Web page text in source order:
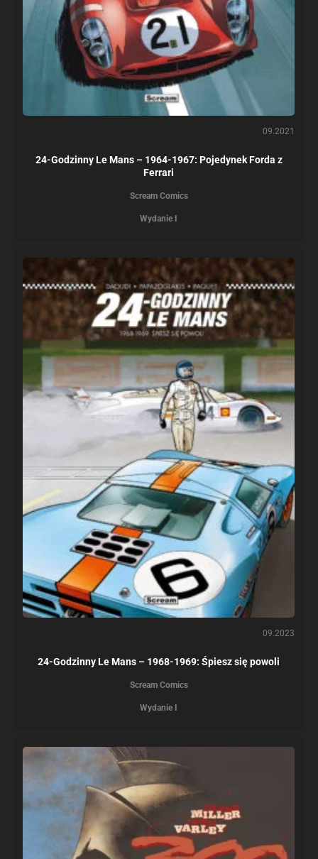
09.2021
24-Godzinny Le Mans – 1964-1967: Pojedynek Forda z
Ferrari
Scream Comics
Wydanie I
09.2023
24-Godzinny Le Mans – 1968-1969: Śpiesz się powoli
Scream Comics
Wydanie I